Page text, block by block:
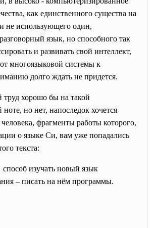
как единственного существа на
не использующего один,
язык, но способного так
и развивать свой интеллект,
многоязыковой системы к
долго ждать не придется.
труд хорошо бы на такой
но нет, напоследок хочется
фрагменты работы которого,
о языке Си, вам уже попадались
текста:
изучать новый язык
– писать на нём программы.